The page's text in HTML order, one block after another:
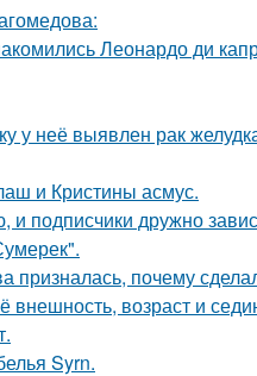
Леонардо ди
у неё выявлен рак
и Кристины асмус.
подписчики дружно
почему
возраст и
Syrn.